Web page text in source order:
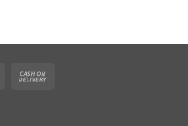
MasterCard